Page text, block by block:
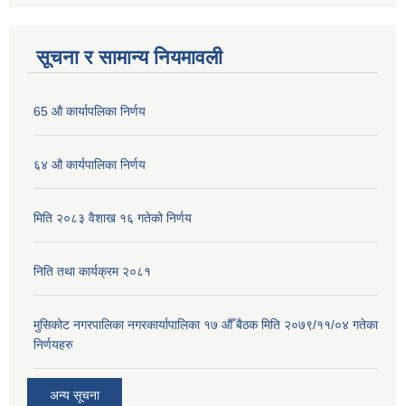
सूचना र सामान्य नियमावली
65 औ कार्यापलिका निर्णय
६४ औ कार्यपालिका निर्णय
मिति २०८३ वैशाख १६ गतेको निर्णय
निति तथा कार्यक्रम २०८१
मुसिकोट नगरपालिका नगरकार्यापालिका १७ औँ बैठक मिति २०७९/११/०४ गतेका
निर्णयहरु
अन्य सूचना